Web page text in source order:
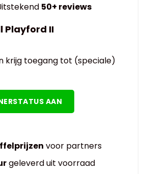
50+ reviews
Playford II
krijg toegang tot (speciale)
AAN
voor partners
geleverd uit voorraad